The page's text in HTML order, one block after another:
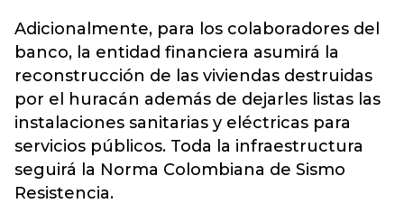
Adicionalmente, para los colaboradores del
banco, la entidad financiera asumirá la
reconstrucción de las viviendas destruidas
por el huracán además de dejarles listas las
instalaciones sanitarias y eléctricas para
servicios públicos. Toda la infraestructura
seguirá la Norma Colombiana de Sismo
Resistencia.